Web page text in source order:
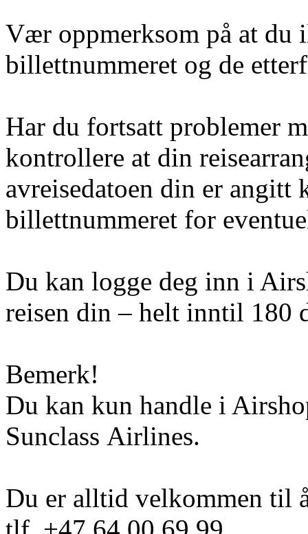
Vær oppmerksom på at du
billettnummeret og de
Har du fortsatt problemer
kontrollere at din
avreisedatoen din er angitt
billettnummeret for
Du kan logge deg inn i
reisen din – helt inntil 180
Bemerk!
Du kan kun handle i
Sunclass Airlines.
Du er alltid velkommen til